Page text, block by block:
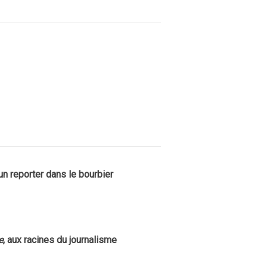
reporter dans le bourbier
, aux racines du journalisme